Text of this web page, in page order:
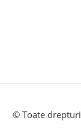
© Toate